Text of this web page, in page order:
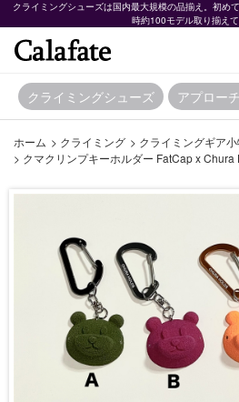
クライミングシューズは国内最大規模の品揃え。初め
時約100モデル取り揃えて
クライミングシューズ アプロー
ホーム > クライミング > クライミングギア小
> クマクリンプキーホルダー FatCap x Chura